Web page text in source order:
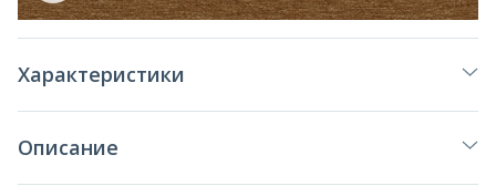
Характеристики
Описание